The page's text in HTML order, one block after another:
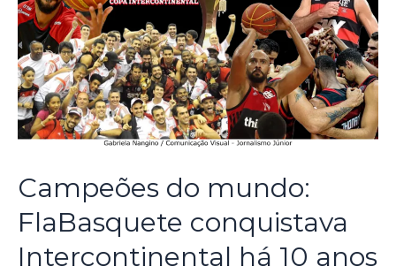
Campeões do mundo:
FlaBasquete conquistava
Intercontinental há 10 anos